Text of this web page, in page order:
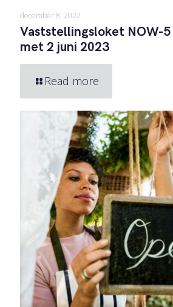
december 8, 2022
Vaststellingsloket NOW-
met 2 juni 2023
Read more